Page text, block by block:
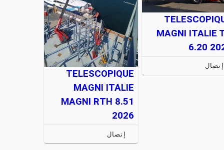
MAGNI ITALIE
6.20
إتصال
TELESCOPIQUE
MAGNI ITALIE
MAGNI RTH 8.51
2026
إتصال